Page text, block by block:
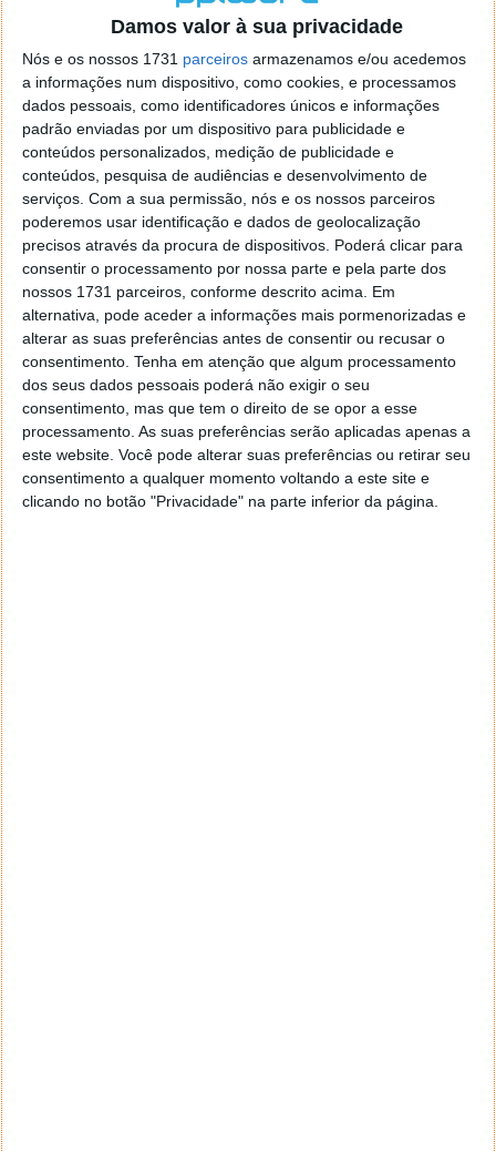
Damos valor à sua privacidade
Nós e os nossos 1731 parceiros armazenamos e/ou acedemos
a informações num dispositivo, como cookies, e processamos
dados pessoais, como identificadores únicos e informações
padrão enviadas por um dispositivo para publicidade e
conteúdos personalizados, medição de publicidade e
conteúdos, pesquisa de audiências e desenvolvimento de
serviços. Com a sua permissão, nós e os nossos parceiros
poderemos usar identificação e dados de geolocalização
precisos através da procura de dispositivos. Poderá clicar para
consentir o processamento por nossa parte e pela parte dos
nossos 1731 parceiros, conforme descrito acima. Em
alternativa, pode aceder a informações mais pormenorizadas e
alterar as suas preferências antes de consentir ou recusar o
consentimento. Tenha em atenção que algum processamento
dos seus dados pessoais poderá não exigir o seu
consentimento, mas que tem o direito de se opor a esse
processamento. As suas preferências serão aplicadas apenas a
este website. Você pode alterar suas preferências ou retirar seu
consentimento a qualquer momento voltando a este site e
clicando no botão "Privacidade" na parte inferior da página.